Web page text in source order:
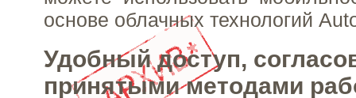
основе облачных технологий
Удобный доступ,
принятыми методами